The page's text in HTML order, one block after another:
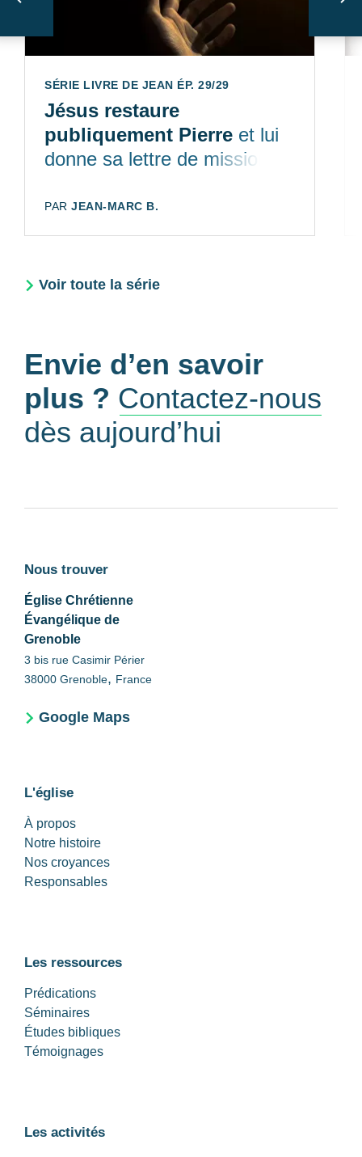
SÉRIE LIVRE DE JEAN ÉP. 29/29
Jésus restaure
publiquement Pierre et lui
donne sa lettre de mission
AUTEUR:
PAR JEAN-MARC B.
Voir toute la série
Envie d’en savoir
plus ? Contactez-nous
dès aujourd’hui
Nous trouver
Église Chrétienne
Évangélique de
Grenoble
3 bis rue Casimir Périer
38000 Grenoble, France
Google Maps
L'église
À propos
Notre histoire
Nos croyances
Responsables
Les ressources
Prédications
Séminaires
Études bibliques
Témoignages
Les activités